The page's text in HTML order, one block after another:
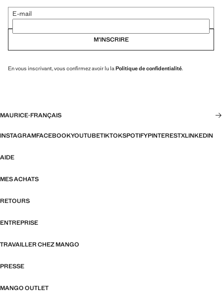
E-mail
M’INSCRIRE
En vous inscrivant, vous confirmez avoir lu la Politique de confidentialité.
MAURICE·FRANÇAIS
INSTAGRAMFACEBOOKYOUTUBETIKTOKSPOTIFYPINTERESTXLINKEDIN
AIDE
MES ACHATS
RETOURS
ENTREPRISE
TRAVAILLER CHEZ MANGO
PRESSE
MANGO OUTLET